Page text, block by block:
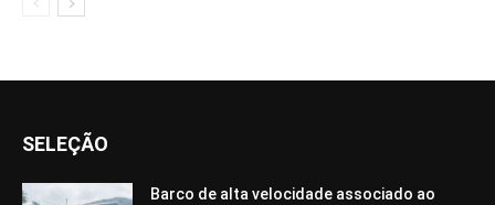
SELEÇÃO
Barco de alta velocidade associado ao